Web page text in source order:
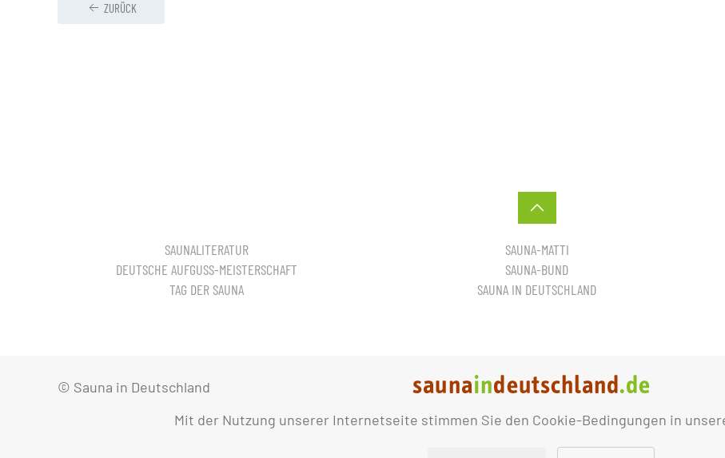
Mit der Nutzung unserer Internetseite stimmen Sie den Cookie-Bedingungen in
ZURÜCK
SAUNALITERATUR
DEUTSCHE AUFGUSS-MEISTERSCHAFT
TAG DER SAUNA
SAUNA-MATTI
SAUNA-BUND
SAUNA IN DEUTSCHLAND
© Sauna in Deutschland